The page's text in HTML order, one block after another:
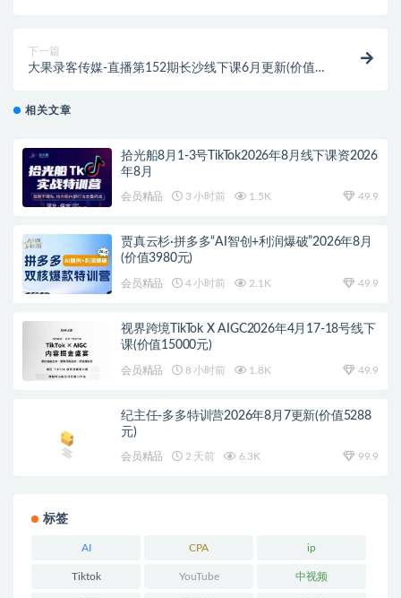
下一篇
大果录客传媒-直播第152期长沙线下课6月更新(价值
相关文章
拾光船8月1-3号TikTok2026年8月线下课资2026
年8月
会员精品 3 小时前 1.5K 49.9
贾真云杉·拼多多“AI智创+利润爆破”2026年8月
(价值3980元)
会员精品 4 小时前 2.1K 49.9
视界跨境TikTok X AIGC2026年4月17-18号线下
课(价值15000元)
会员精品 8 小时前 1.8K 49.9
纪主任-多多特训营2026年8月7更新(价值5288
元)
会员精品 2 天前 6.3K 99.9
标签
AI CPA ip
Tiktok YouTube 中视频